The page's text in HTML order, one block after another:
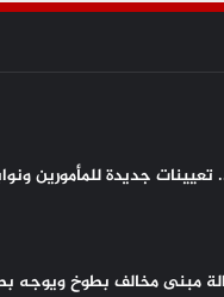
جديدة للمأمورين
مبنى مخالف بطوخ ويوجه